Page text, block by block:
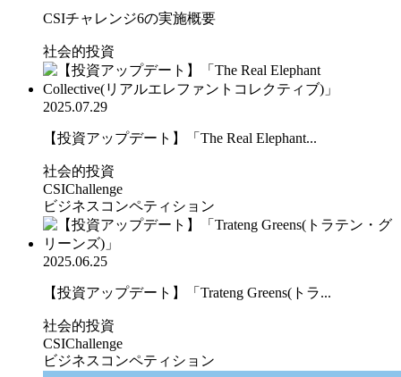
CSIチャレンジ6の実施概要
社会的投資
2025.07.29
【投資アップデート】「The Real Elephant...
社会的投資
CSIChallenge
ビジネスコンペティション
2025.06.25
【投資アップデート】「Trateng Greens(トラ...
社会的投資
CSIChallenge
ビジネスコンペティション